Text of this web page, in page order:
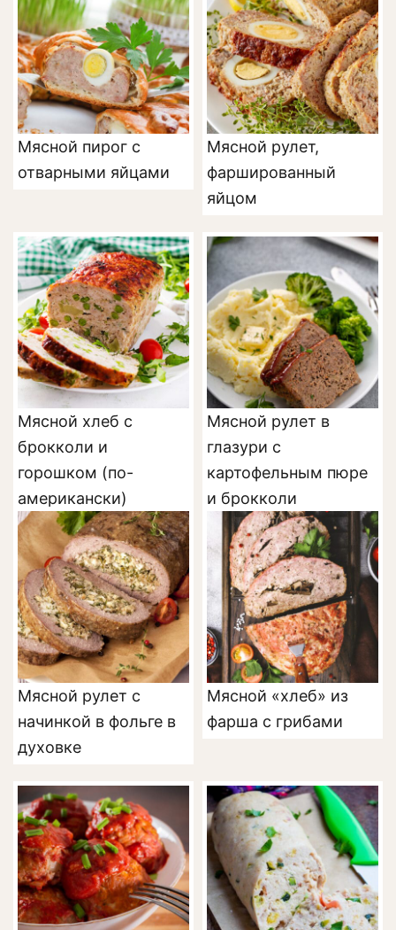
Мясной пирог с
отварными яйцами
Мясной рулет,
фаршированный
яйцом
Мясной хлеб с
брокколи и
горошком (по-
американски)
Мясной рулет в
глазури с
картофельным пюре
и брокколи
Мясной рулет с
начинкой в фольге в
духовке
Мясной «хлеб» из
фарша с грибами